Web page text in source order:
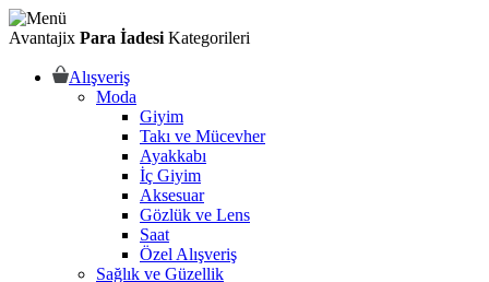
Avantajix Para İadesi Kategorileri
Alışveriş
Moda
Giyim
Takı ve Mücevher
Ayakkabı
İç Giyim
Aksesuar
Gözlük ve Lens
Saat
Özel Alışveriş
Sağlık ve Güzellik